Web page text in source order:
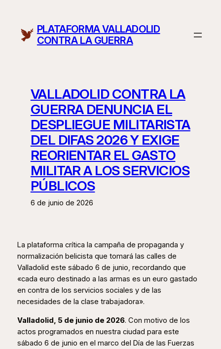
contenidoPLATAFORMA VALLADOLID
CONTRA LA GUERRA
VALLADOLID CONTRA LA
GUERRA DENUNCIA EL
DESPLIEGUE MILITARISTA
DEL DIFAS 2026 Y EXIGE
REORIENTAR EL GASTO
MILITAR A LOS SERVICIOS
PÚBLICOS
6 de junio de 2026
La plataforma crítica la campaña de propaganda y
normalización belicista que tomará las calles de
Valladolid este sábado 6 de junio, recordando que
«cada euro destinado a las armas es un euro gastado
en contra de los servicios sociales y de las
necesidades de la clase trabajadora».
Valladolid, 5 de junio de 2026. Con motivo de los
actos programados en nuestra ciudad para este
sábado 6 de junio en el marco del Día de las Fuerzas